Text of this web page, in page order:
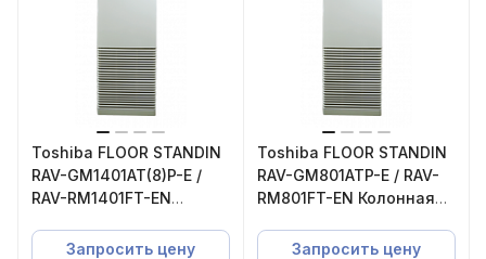
Toshiba FLOOR STANDIN
RAV-GM1401AT(8)P-E /
RAV-RM1401FT-EN
система
Запросить цену
Toshiba FLOOR STANDIN
RAV-GM801ATP-E / RAV-
RM801FT-EN Колонная
Запросить цену